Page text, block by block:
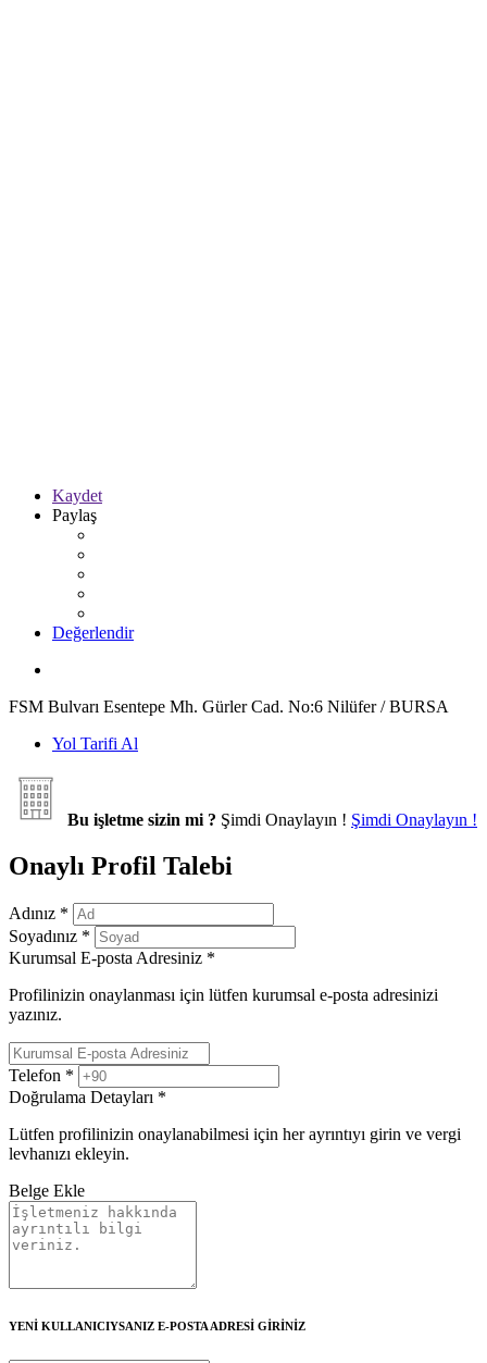
Kaydet
Paylaş
Değerlendir
FSM Bulvarı Esentepe Mh. Gürler Cad. No:6 Nilüfer / BURSA
Yol Tarifi Al
Bu işletme sizin mi ? Şimdi Onaylayın ! Şimdi Onaylayın !
Onaylı Profil Talebi
Adınız *
Soyadınız *
Kurumsal E-posta Adresiniz *
Profilinizin onaylanması için lütfen kurumsal e-posta adresinizi
yazınız.
Telefon *
Doğrulama Detayları *
Lütfen profilinizin onaylanabilmesi için her ayrıntıyı girin ve vergi
levhanızı ekleyin.
Belge Ekle
YENİ KULLANICIYSANIZ E-POSTA ADRESİ GİRİNİZ